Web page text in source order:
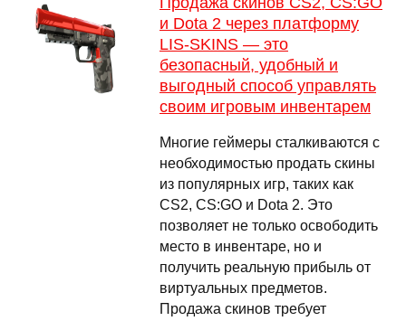
и Dota 2 через платформу
LIS-SKINS — это
безопасный, удобный и
выгодный способ управлять
своим игровым инвентарем
Многие геймеры сталкиваются с
необходимостью продать скины
из популярных игр, таких как
CS2, CS:GO и Dota 2. Это
позволяет не только освободить
место в инвентаре, но и
получить реальную прибыль от
виртуальных предметов.
Продажа скинов требует